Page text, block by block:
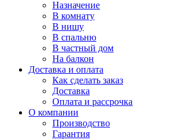
Назначение
В комнату
В нишу
В спальню
В частный дом
На балкон
Доставка и оплата
Как сделать заказ
Доставка
Оплата и рассрочка
О компании
Производство
Гарантия